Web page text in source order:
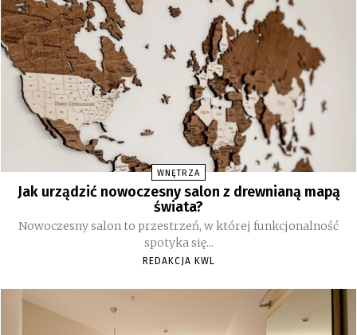
WNĘTRZA
Jak urządzić nowoczesny salon z drewnianą mapą
świata?
Nowoczesny salon to przestrzeń, w której funkcjonalność
spotyka się...
REDAKCJA KWL